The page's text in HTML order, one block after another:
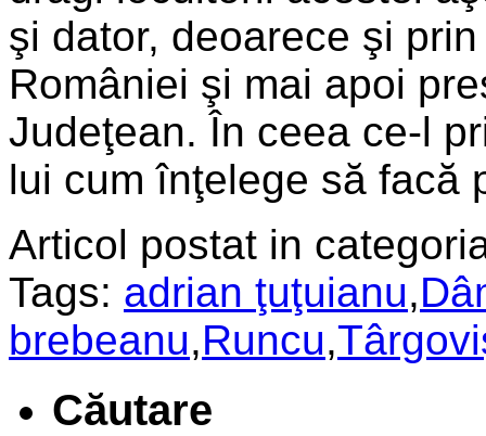
şi dator, deoarece şi
României şi mai apoi
Judeţean. În ceea ce-l
lui cum înţelege să facă
Articol postat in
Tags: adrian ţuţuianu,
brebeanu,Runcu,
Căutare